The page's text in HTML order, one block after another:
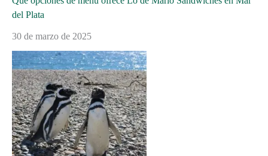
del Plata
30 de marzo de 2025